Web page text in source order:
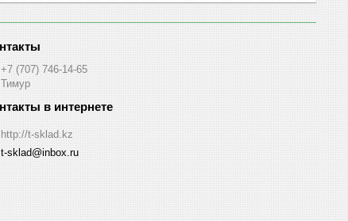
+7 (707) 746-14-65
Тимур
http://t-sklad.kz
t-sklad@inbox.ru